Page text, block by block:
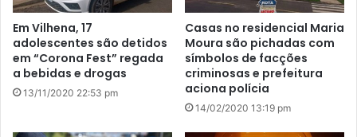
Em Vilhena, 17
adolescentes são detidos
em “Corona Fest” regada
a bebidas e drogas
13/11/2020 22:53 pm
Casas no residencial Maria
Moura são pichadas com
símbolos de facções
criminosas e prefeitura
aciona polícia
14/02/2020 13:19 pm